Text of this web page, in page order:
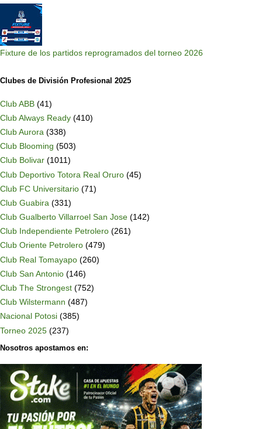
Fixture de los partidos reprogramados del torneo 2026
Clubes de División Profesional 2025
Club ABB (41)
Club Always Ready (410)
Club Aurora (338)
Club Blooming (503)
Club Bolivar (1011)
Club Deportivo Totora Real Oruro (45)
Club FC Universitario (71)
Club Guabira (331)
Club Gualberto Villarroel San Jose (142)
Club Independiente Petrolero (261)
Club Oriente Petrolero (479)
Club Real Tomayapo (260)
Club San Antonio (146)
Club The Strongest (752)
Club Wilstermann (487)
Nacional Potosi (385)
Torneo 2025 (237)
Nosotros apostamos en: